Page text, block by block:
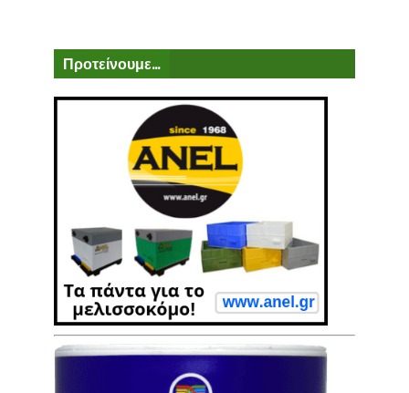
Προτείνουμε...